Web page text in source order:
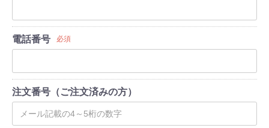
電話番号 必須
注文番号（ご注文済みの方）